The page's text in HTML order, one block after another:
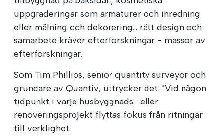
uppgraderingar som armaturer och inredning
eller målning och dekorering... rätt design och
samarbete kräver efterforskningar - massor av
efterforskningar.
Som Tim Phillips, senior quantity surveyor och
grundare av Quantiv, uttrycker det: "Vid någon
tidpunkt i varje husbyggnads- eller
renoveringsprojekt flyttas fokus från ritningar
till verklighet.